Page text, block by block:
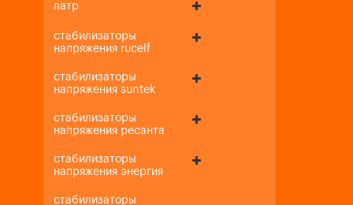
латр
стабилизаторы
напряжения rucelf
стабилизаторы
напряжения suntek
стабилизаторы
напряжения ресанта
стабилизаторы
напряжения энергия
стабилизаторы